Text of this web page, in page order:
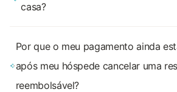
casa?
Por que o meu pagamento ainda
após meu hóspede cancelar uma
reembolsável?